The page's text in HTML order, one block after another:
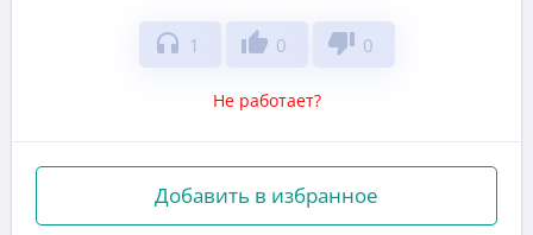
headphones 1 thumb_up 0 thumb_down 0
Не работает?
Добавить в избранное